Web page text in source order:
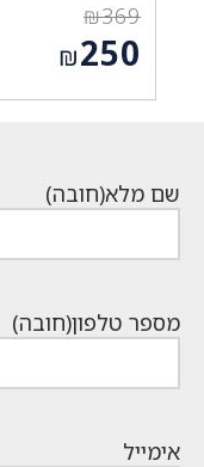
₪369
המחיר
המקורי
היה:
₪250
שם מלא(חובה)
מספר טלפון(חובה)
אימייל